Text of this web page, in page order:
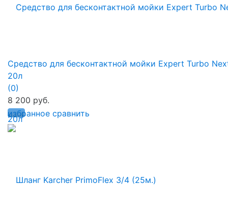
избранное сравнить
Средство для бесконтактной мойки Expert Turbo
20л
(0)
8 200 руб.